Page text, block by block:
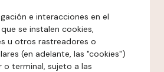
e interacciones en el
se instalen cookies,
u otros rastreadores o
(en adelante, las "cookies")
o terminal, sujeto a las